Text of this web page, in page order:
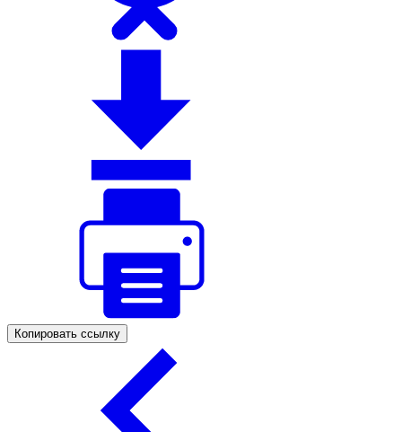
Копировать ссылку